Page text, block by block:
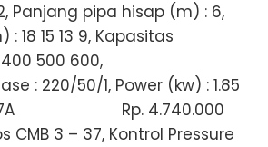
Panjang pipa hisap (m) : 6,
18 15 13 9, Kapasitas
500 600,
: 220/50/1, Power (kw) : 1.85
Rp. 4.740.000
CMB 3 – 37, Kontrol Pressure